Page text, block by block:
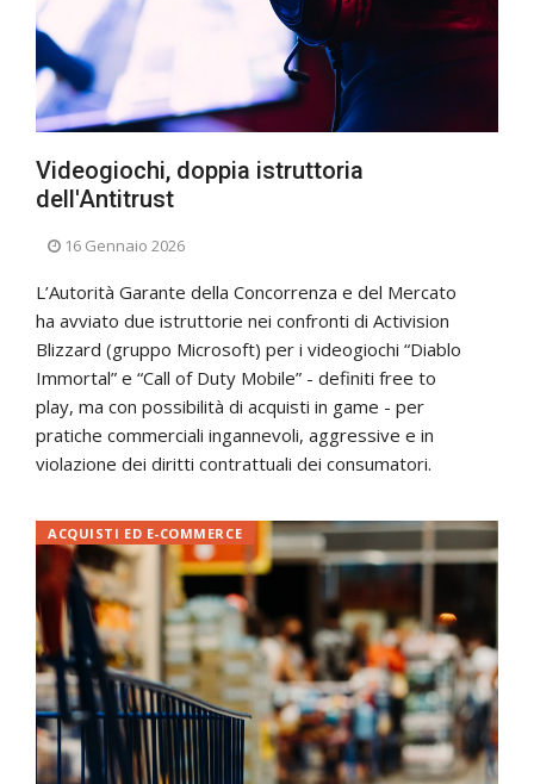
Videogiochi, doppia istruttoria
dell'Antitrust
16 Gennaio 2026
L’Autorità Garante della Concorrenza e del Mercato
ha avviato due istruttorie nei confronti di Activision
Blizzard (gruppo Microsoft) per i videogiochi “Diablo
Immortal” e “Call of Duty Mobile” - definiti free to
play, ma con possibilità di acquisti in game - per
pratiche commerciali ingannevoli, aggressive e in
violazione dei diritti contrattuali dei consumatori.
ACQUISTI ED E-COMMERCE